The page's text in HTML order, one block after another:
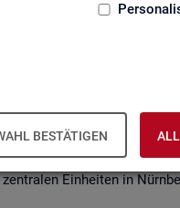
BESTÄTIGEN
für Ar­beit. Der
Ein­hei­ten in